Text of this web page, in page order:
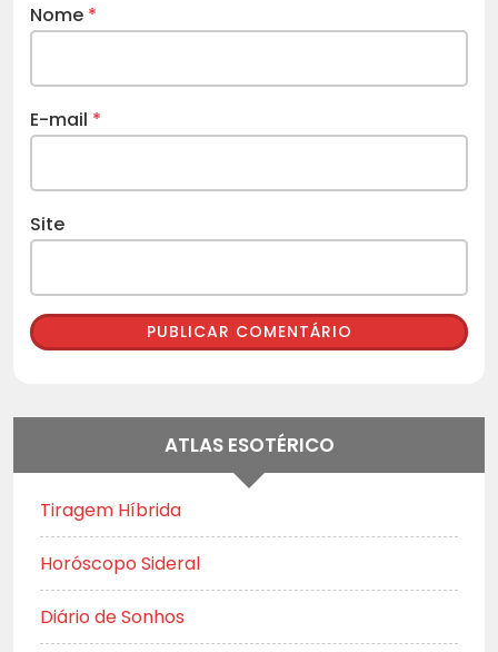
Nome *
E-mail *
Site
ATLAS ESOTÉRICO
Tiragem Híbrida
Horóscopo Sideral
Diário de Sonhos